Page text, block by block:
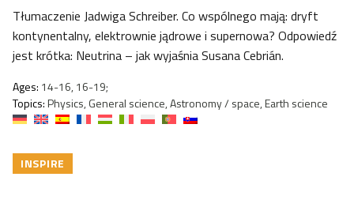
Tłumaczenie Jadwiga Schreiber. Co wspólnego mają: dryft
kontynentalny, elektrownie jądrowe i supernowa? Odpowiedź
jest krótka: Neutrina – jak wyjaśnia Susana Cebrián.
Ages: 14-16, 16-19;
Topics:Physics, General science, Astronomy / space, Earth science
INSPIRE